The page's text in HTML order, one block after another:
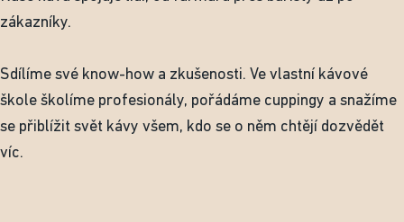
zákazníky.
Sdílíme své know-how a zkušenosti. Ve vlastní kávové
škole školíme profesionály, pořádáme cuppingy a snažíme
se přiblížit svět kávy všem, kdo se o něm chtějí dozvědět
víc.